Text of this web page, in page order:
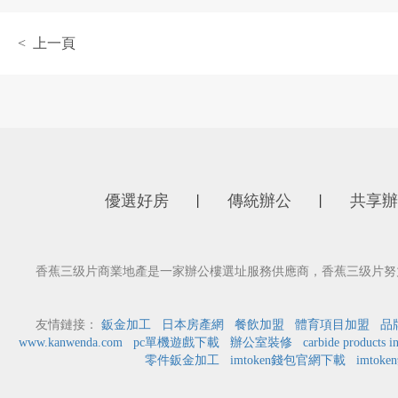
< 上一頁
優選好房 傳統辦公 共享
香蕉三级片商業地產是一家辦公樓選址服務供應商，香蕉三级片
友情鏈接： 鈑金加工 日本房產網 餐飲加盟 體育項目加盟
品
www.kanwenda.com
pc單機遊戲下載 辦公室裝修
carbide products
零件鈑金加工
imtoken錢包官網下載